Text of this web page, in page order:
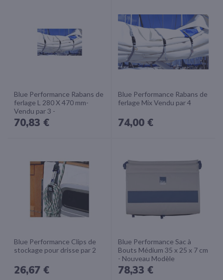
Blue Performance Rabans de
ferlage L 280 X 470 mm-
Vendu par 3 -
70,83 €
Blue Performance Rabans de
ferlage Mix Vendu par 4
74,00 €
Blue Performance Clips de
stockage pour drisse par 2
26,67 €
Blue Performance Sac à
Bouts Médium 35 x 25 x 7 cm
- Nouveau Modèle
78,33 €